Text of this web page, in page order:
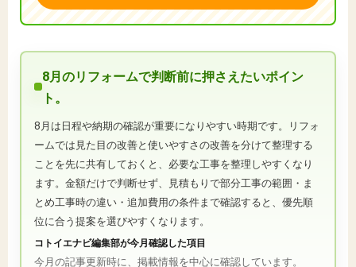
8月のリフォームで判断前に押さえたいポイン
ト。
8月は日程や納期の確認が重要になりやすい時期です。リフォ
ームでは見た目の改善と使いやすさの改善を分けて整理する
ことを先に共有しておくと、必要な工事を整理しやすくなり
ます。金額だけで判断せず、見積もりで部分工事の範囲・ま
とめ工事時の違い・追加費用の条件まで確認すると、優先順
位に合う提案を選びやすくなります。
コトイエナビ編集部が今月確認した項目
今月の記事更新時に、掲載情報を中心に確認しています。